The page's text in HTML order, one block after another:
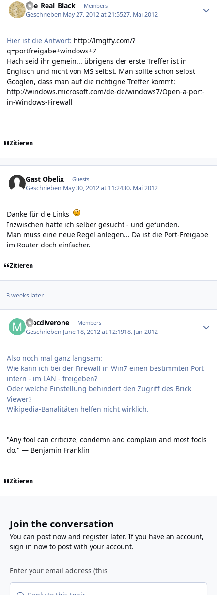
The_Real_Black Members
Geschrieben May 27, 2012 at 21:5527. Mai 2012
Hier ist die Antwort: http://lmgtfy.com/?
q=portfreigabe+windows+7
Hach seid ihr gemein... übrigens der erste Treffer ist in
Englisch und nicht von MS selbst. Man sollte schon selbst
Googlen, dass man auf die richtigne Treffer kommt:
http://windows.microsoft.com/de-de/windows7/Open-a-port-
in-Windows-Firewall
Zitieren
Gast Obelix Guests
Geschrieben May 30, 2012 at 11:2430. Mai 2012
Danke für die Links
Inzwischen hatte ich selber gesucht - und gefunden.
Man muss eine neue Regel anlegen... Da ist die Port-Freigabe
im Router doch einfacher.
Zitieren
3 weeks later...
macdiverone Members
Geschrieben June 18, 2012 at 12:1918. Jun 2012
Also noch mal ganz langsam:
Wie kann ich bei der Firewall in Win7 einen bestimmten Port
intern - im LAN - freigeben?
Oder welche Einstellung behindert den Zugriff des Brick
Viewer?
Wikipedia-Banalitäten helfen nicht wirklich.
"Any fool can criticize, condemn and complain and most fools
do." — Benjamin Franklin
Zitieren
Join the conversation
You can post now and register later. If you have an account,
sign in nowto post with your account.